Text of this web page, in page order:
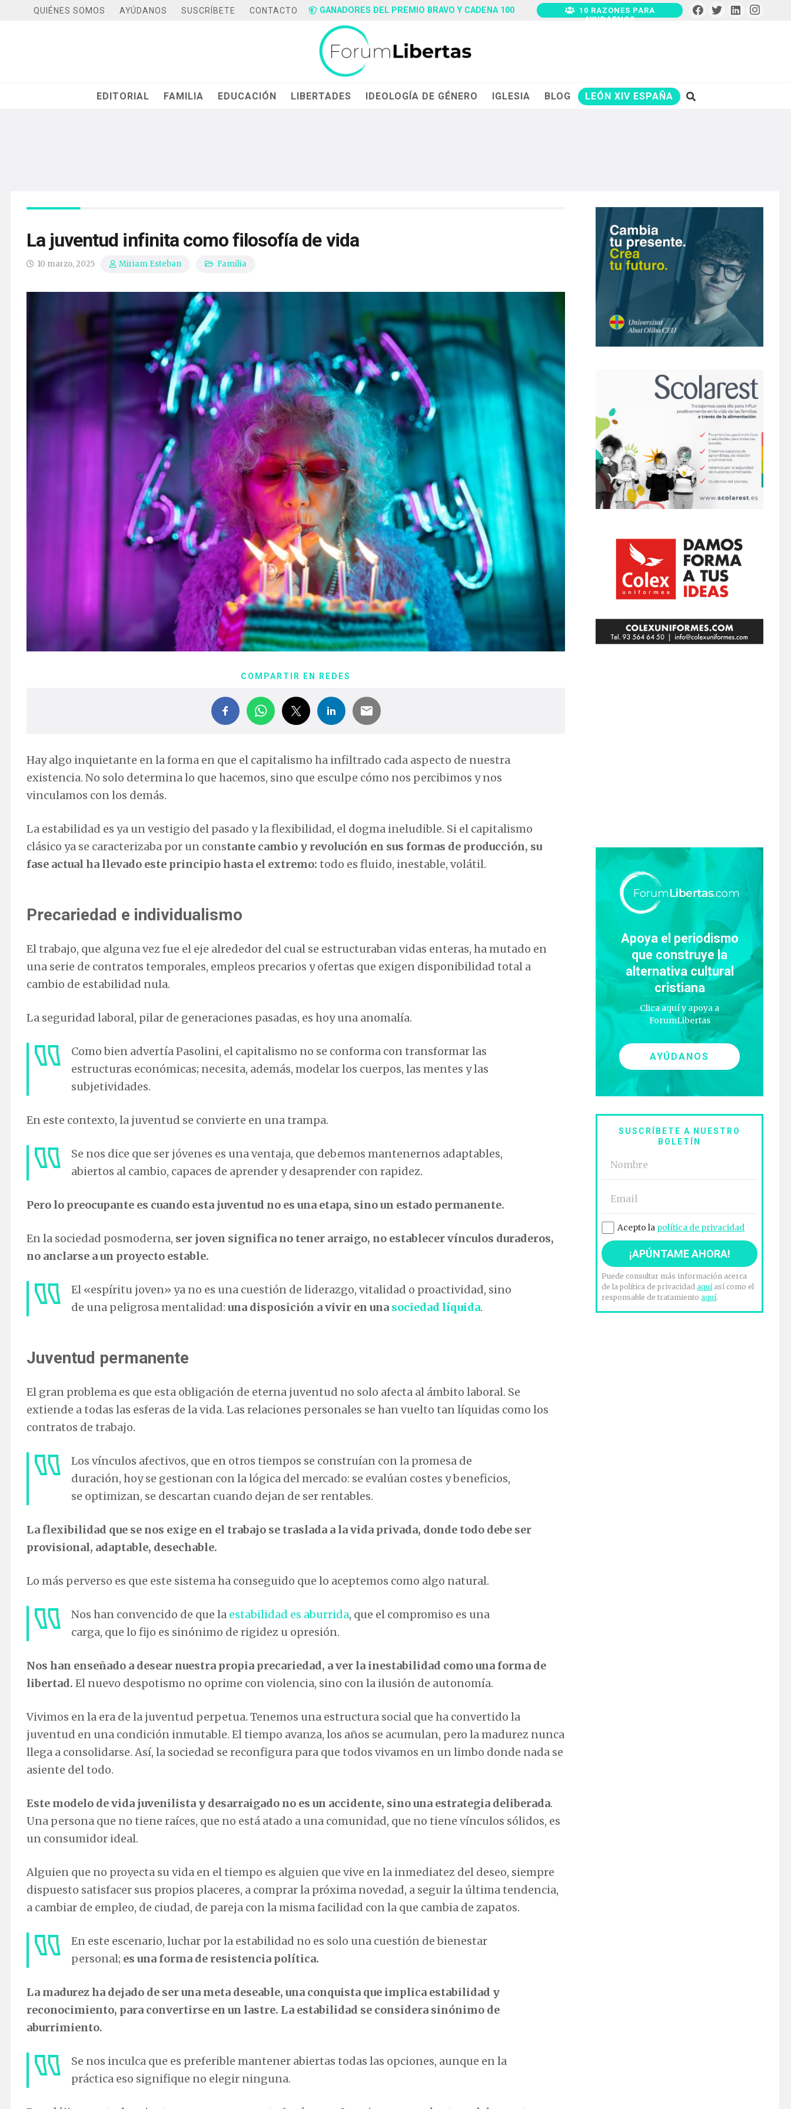
QUIÉNES SOMOS AYÚDANOS SUSCRÍBETE CONTACTO GANADORES DEL PREMIO BRAVO Y CADENA 100
10 RAZONES PARA
AYUDARNOS
EDITORIAL FAMILIA EDUCACIÓN LIBERTADES IDEOLOGÍA DE GÉNERO IGLESIA BLOG LEÓN XIV ESPAÑA
La juventud infinita como filosofía de vida
10 marzo, 2025 Miriam Esteban Familia
COMPARTIR EN REDES
Hay algo inquietante en la forma en que el capitalismo ha infiltrado cada aspecto de nuestra
existencia. No solo determina lo que hacemos, sino que esculpe cómo nos percibimos y nos
vinculamos con los demás.
La estabilidad es ya un vestigio del pasado y la flexibilidad, el dogma ineludible. Si el capitalismo
clásico ya se caracterizaba por un constante cambio y revolución en sus formas de producción, su
fase actual ha llevado este principio hasta el extremo: todo es fluido, inestable, volátil.
Precariedad e individualismo
El trabajo, que alguna vez fue el eje alrededor del cual se estructuraban vidas enteras, ha mutado en
una serie de contratos temporales, empleos precarios y ofertas que exigen disponibilidad total a
cambio de estabilidad nula.
La seguridad laboral, pilar de generaciones pasadas, es hoy una anomalía.
Como bien advertía Pasolini, el capitalismo no se conforma con transformar las
estructuras económicas; necesita, además, modelar los cuerpos, las mentes y las
subjetividades.
En este contexto, la juventud se convierte en una trampa.
Se nos dice que ser jóvenes es una ventaja, que debemos mantenernos adaptables,
abiertos al cambio, capaces de aprender y desaprender con rapidez.
Pero lo preocupante es cuando esta juventud no es una etapa, sino un estado permanente.
En la sociedad posmoderna, ser joven significa no tener arraigo, no establecer vínculos duraderos,
no anclarse a un proyecto estable.
El «espíritu joven» ya no es una cuestión de liderazgo, vitalidad o proactividad, sino
de una peligrosa mentalidad: una disposición a vivir en una sociedad líquida.
Juventud permanente
El gran problema es que esta obligación de eterna juventud no solo afecta al ámbito laboral. Se
extiende a todas las esferas de la vida. Las relaciones personales se han vuelto tan líquidas como los
contratos de trabajo.
Los vínculos afectivos, que en otros tiempos se construían con la promesa de
duración, hoy se gestionan con la lógica del mercado: se evalúan costes y beneficios,
se optimizan, se descartan cuando dejan de ser rentables.
La flexibilidad que se nos exige en el trabajo se traslada a la vida privada, donde todo debe ser
provisional, adaptable, desechable.
Lo más perverso es que este sistema ha conseguido que lo aceptemos como algo natural.
Nos han convencido de que la estabilidad es aburrida, que el compromiso es una
carga, que lo fijo es sinónimo de rigidez u opresión.
Nos han enseñado a desear nuestra propia precariedad, a ver la inestabilidad como una forma de
libertad. El nuevo despotismo no oprime con violencia, sino con la ilusión de autonomía.
Vivimos en la era de la juventud perpetua. Tenemos una estructura social que ha convertido la
juventud en una condición inmutable. El tiempo avanza, los años se acumulan, pero la madurez nunca
llega a consolidarse. Así, la sociedad se reconfigura para que todos vivamos en un limbo donde nada se
asiente del todo.
Este modelo de vida juvenilista y desarraigado no es un accidente, sino una estrategia deliberada.
Una persona que no tiene raíces, que no está atado a una comunidad, que no tiene vínculos sólidos, es
un consumidor ideal.
Alguien que no proyecta su vida en el tiempo es alguien que vive en la inmediatez del deseo, siempre
dispuesto satisfacer sus propios placeres, a comprar la próxima novedad, a seguir la última tendencia,
a cambiar de empleo, de ciudad, de pareja con la misma facilidad con la que cambia de zapatos.
En este escenario, luchar por la estabilidad no es solo una cuestión de bienestar
personal; es una forma de resistencia política.
La madurez ha dejado de ser una meta deseable, una conquista que implica estabilidad y
reconocimiento, para convertirse en un lastre. La estabilidad se considera sinónimo de
aburrimiento.
Se nos inculca que es preferible mantener abiertas todas las opciones, aunque en la
práctica eso signifique no elegir ninguna.
Apoya el periodismo
que construye la
alternativa cultural
cristiana
Clica aquí y apoya a
ForumLibertas
AYÚDANOS
SUSCRÍBETE A NUESTRO
BOLETÍN
Acepto la política de privacidad
Puede consultar más información acerca
de la política de privacidadaquíasí como el
responsable de tratamientoaquí.